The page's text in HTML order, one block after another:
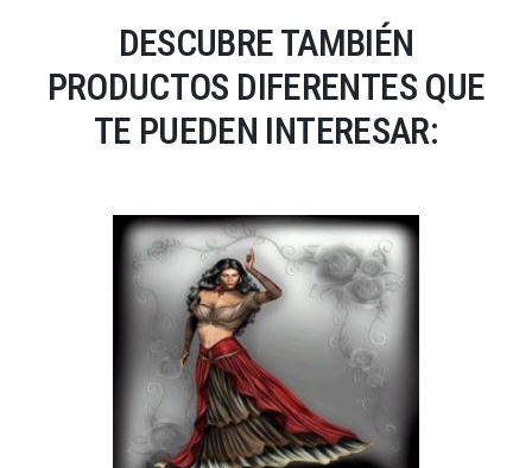
DESCUBRE TAMBIÉN
PRODUCTOS DIFERENTES QUE
TE PUEDEN INTERESAR: